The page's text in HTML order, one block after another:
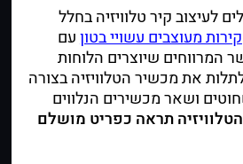
לעיצוב קיר טלוויזיה בחלל
קירות מעוצבים עשויי בטוןעם
המרווחים שיוצרים הלוחות
את מכשיר הטלוויזיה בצורה
ושאר מכשירים הנלווים
תראה כפריט מושלם